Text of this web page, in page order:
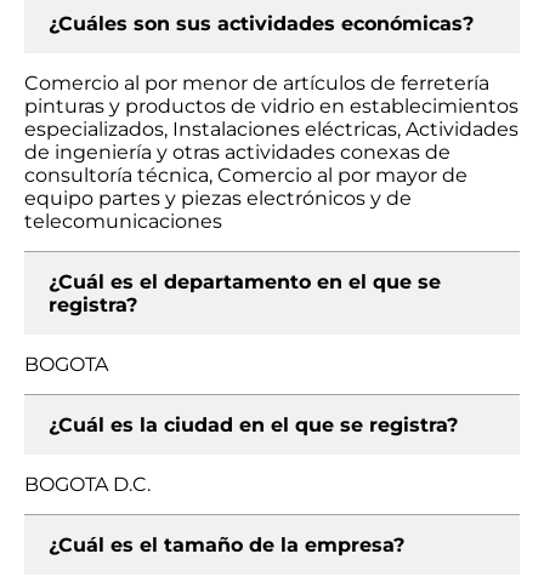
¿Cuáles son sus actividades económicas?
Comercio al por menor de artículos de ferretería
pinturas y productos de vidrio en establecimientos
especializados, Instalaciones eléctricas, Actividades
de ingeniería y otras actividades conexas de
consultoría técnica, Comercio al por mayor de
equipo partes y piezas electrónicos y de
telecomunicaciones
¿Cuál es el departamento en el que se
registra?
BOGOTA
¿Cuál es la ciudad en el que se registra?
BOGOTA D.C.
¿Cuál es el tamaño de la empresa?